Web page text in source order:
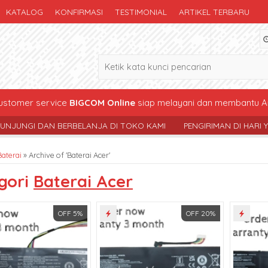
KATALOG KONFIRMASI TESTIMONIAL ARTIKEL TERBARU
service BIGCOM Onlinesiap melayani dan membantu
DI TOKO KAMI PENGIRIMAN DI HARI YG SAMA ,
»Archive of 'Baterai Acer'
Baterai Acer
OFF 5% OFF 20%